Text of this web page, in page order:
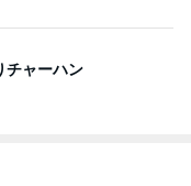
チャーハン